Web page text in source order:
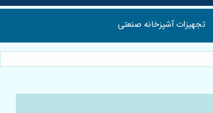
تجهیزات آشپزخانه صنعتی